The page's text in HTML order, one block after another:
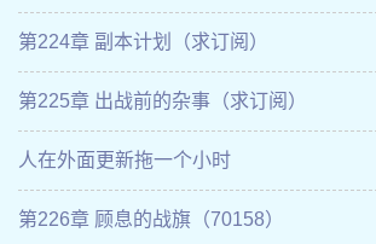
第224章 副本计划（求订阅）
第225章 出战前的杂事（求订阅）
人在外面更新拖一个小时
第226章 顾息的战旗（70158）